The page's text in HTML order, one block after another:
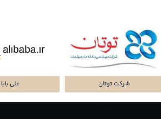
پلتفرم میاره شرکت سرمایه گذاری